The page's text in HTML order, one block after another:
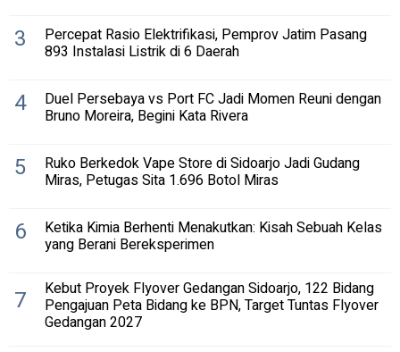
3 Percepat Rasio Elektrifikasi, Pemprov Jatim Pasang
893 Instalasi Listrik di 6 Daerah
4 Duel Persebaya vs Port FC Jadi Momen Reuni dengan
Bruno Moreira, Begini Kata Rivera
5 Ruko Berkedok Vape Store di Sidoarjo Jadi Gudang
Miras, Petugas Sita 1.696 Botol Miras
6 Ketika Kimia Berhenti Menakutkan: Kisah Sebuah Kelas
yang Berani Bereksperimen
7 Kebut Proyek Flyover Gedangan Sidoarjo, 122 Bidang
Pengajuan Peta Bidang ke BPN, Target Tuntas Flyover
Gedangan 2027